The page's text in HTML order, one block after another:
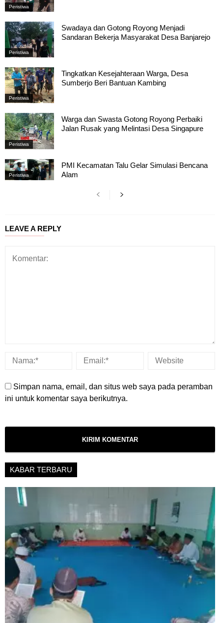
Peristiwa
Peristiwa
Swadaya dan Gotong Royong Menjadi
Sandaran Bekerja Masyarakat Desa Banjarejo
Peristiwa
Tingkatkan Kesejahteraan Warga, Desa
Sumberjo Beri Bantuan Kambing
Peristiwa
Warga dan Swasta Gotong Royong Perbaiki
Jalan Rusak yang Melintasi Desa Singapure
Peristiwa
PMI Kecamatan Talu Gelar Simulasi Bencana
Alam
LEAVE A REPLY
Simpan nama, email, dan situs web saya pada peramban
ini untuk komentar saya berikutnya.
KABAR TERBARU